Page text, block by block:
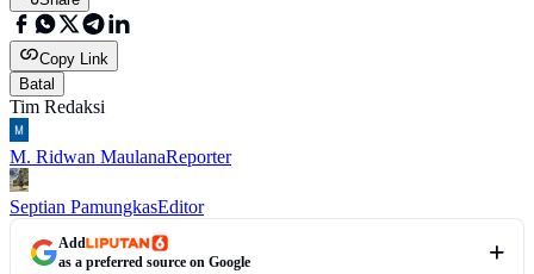
Copy Link
Batal
Tim Redaksi
M. Ridwan MaulanaReporter
Septian PamungkasEditor
Add
as a preferred source on Google